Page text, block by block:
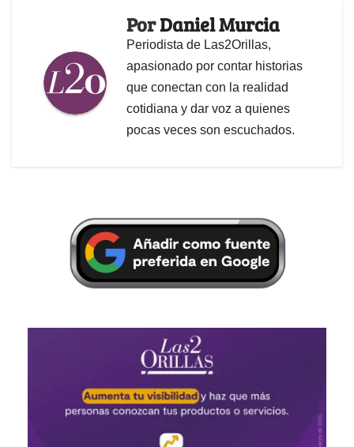
PorDaniel Murcia
Periodista de Las2Orillas,
apasionado por contar historias
que conectan con la realidad
cotidiana y dar voz a quienes
pocas veces son escuchados.